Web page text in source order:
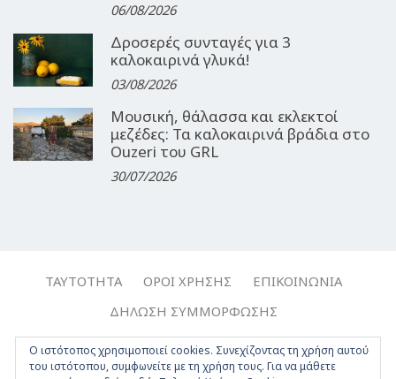
06/08/2026
Δροσερές συνταγές για 3
καλοκαιρινά γλυκά!
03/08/2026
Μουσική, θάλασσα και εκλεκτοί
μεζέδες: Τα καλοκαιρινά βράδια στο
Ouzeri του GRL
30/07/2026
ΤΑΥΤΌΤΗΤΑ ΌΡΟΙ ΧΡΉΣΗΣ
ΕΠΙΚΟΙΝΩΝΊΑ
ΔΉΛΩΣΗ ΣΥΜΜΌΡΦΩΣΗΣ
Copyright © 2017-2026, Travelgirl.gr | All rights reserved.
Crafted byApptime.
Ο ιστότοπος χρησιμοποιεί cookies. Συνεχίζοντας τη χρήση αυτού
του ιστότοπου, συμφωνείτε με τη χρήση τους. Για να μάθετε